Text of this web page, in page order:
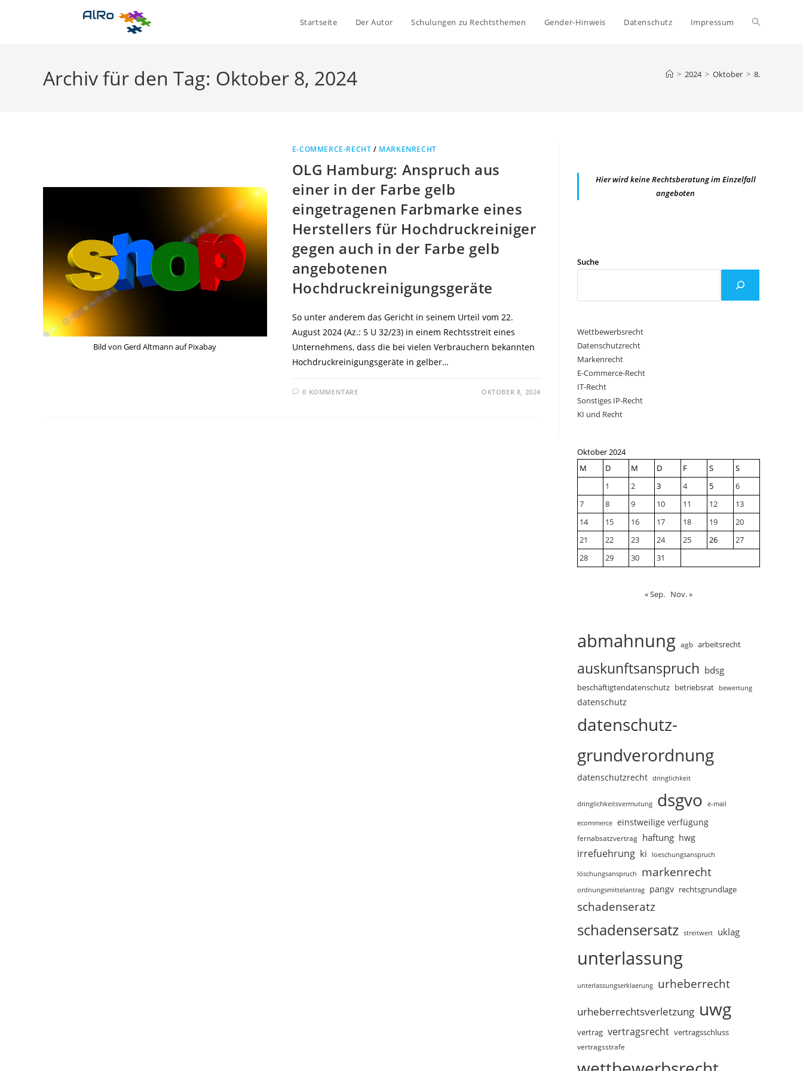
Startseite Der Autor Schulungen zu Rechtsthemen Gender-Hinweis Datenschutz Impressum Website-
Archiv für den Tag: Oktober 8, 2024 > 2024 > Oktober > 8.
Bild von Gerd Altmann auf Pixabay
E-COMMERCE-RECHT / MARKENRECHT
OLG Hamburg: Anspruch aus
einer in der Farbe gelb
eingetragenen Farbmarke eines
Herstellers für Hochdruckreiniger
gegen auch in der Farbe gelb
angebotenen
Hochdruckreinigungsgeräte
So unter anderem das Gericht in seinem Urteil vom 22.
August 2024 (Az.: 5 U 32/23) in einem Rechtsstreit eines
Unternehmens, dass die bei vielen Verbrauchern bekannten
Hochdruckreinigungsgeräte in gelber…
0 KOMMENTARE OKTOBER 8, 2024
Hier wird keine Rechtsberatung im Einzelfall
angeboten
Suche
Wettbewerbsrecht
Datenschutzrecht
Markenrecht
E-Commerce-Recht
IT-Recht
Sonstiges IP-Recht
KI und Recht
Oktober 2024
M
D M D F S
S
1
2 3 4 5
6
7
8 9 10 11 12
13
14
15 16 17 18 19
20
21
22 23 24 25 26
27
28
29 30 31
« Sep. Nov. »
abmahnung agb arbeitsrecht
auskunftsanspruch bdsg
beschäftigtendatenschutz betriebsrat bewertung
datenschutz
datenschutz-
grundverordnung
datenschutzrecht dringlichkeit
dringlichkeitsvermutung dsgvo e-mail
ecommerce einstweilige verfügung
fernabsatzvertrag haftung hwg
irrefuehrung ki loeschungsanspruch
löschungsanspruch markenrecht
ordnungsmittelantrag pangv rechtsgrundlage
schadenseratz
schadensersatz streitwert uklag
unterlassung
unterlassungserklaerung urheberrecht
urheberrechtsverletzung uwg
vertrag vertragsrecht vertragsschluss
vertragsstrafe